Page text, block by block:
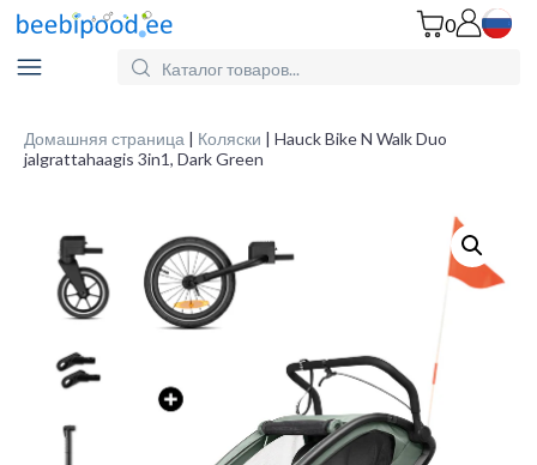
0
Search
Домашняя страница | Коляски | Hauck Bike N Walk Duo
jalgrattahaagis 3in1, Dark Green